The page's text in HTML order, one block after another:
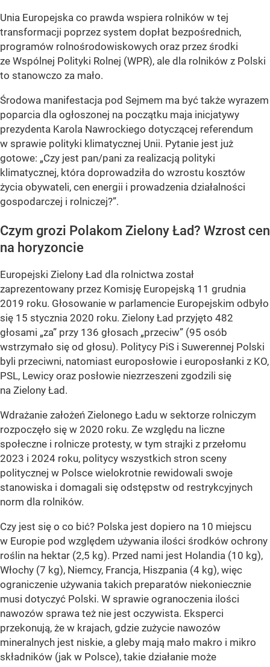
Unia Europejska co prawda wspiera rolników w tej
transformacji poprzez system dopłat bezpośrednich,
programów rolnośrodowiskowych oraz przez środki
ze Wspólnej Polityki Rolnej (WPR), ale dla rolników z Polski
to stanowczo za mało.
Środowa manifestacja pod Sejmem ma być także wyrazem
poparcia dla ogłoszonej na początku maja inicjatywy
prezydenta Karola Nawrockiego dotyczącej referendum
w sprawie polityki klimatycznej Unii. Pytanie jest już
gotowe: „Czy jest pan/pani za realizacją polityki
klimatycznej, która doprowadziła do wzrostu kosztów
życia obywateli, cen energii i prowadzenia działalności
gospodarczej i rolniczej?”.
Czym grozi Polakom Zielony Ład? Wzrost cen
na horyzoncie
Europejski Zielony Ład dla rolnictwa został
zaprezentowany przez Komisję Europejską 11 grudnia
2019 roku. Głosowanie w parlamencie Europejskim odbyło
się 15 stycznia 2020 roku. Zielony Ład przyjęto 482
głosami „za” przy 136 głosach „przeciw” (95 osób
wstrzymało się od głosu). Politycy PiS i Suwerennej Polski
byli przeciwni, natomiast europosłowie i europosłanki z KO,
PSL, Lewicy oraz posłowie niezrzeszeni zgodzili się
na Zielony Ład.
Wdrażanie założeń Zielonego Ładu w sektorze rolniczym
rozpoczęło się w 2020 roku. Ze względu na liczne
społeczne i rolnicze protesty, w tym strajki z przełomu
2023 i 2024 roku, politycy wszystkich stron sceny
politycznej w Polsce wielokrotnie rewidowali swoje
stanowiska i domagali się odstępstw od restrykcyjnych
norm dla rolników.
Czy jest się o co bić? Polska jest dopiero na 10 miejscu
w Europie pod względem używania ilości środków ochrony
roślin na hektar (2,5 kg). Przed nami jest Holandia (10 kg),
Włochy (7 kg), Niemcy, Francja, Hiszpania (4 kg), więc
ograniczenie używania takich preparatów niekoniecznie
musi dotyczyć Polski. W sprawie ogranoczenia ilości
nawozów sprawa też nie jest oczywista. Eksperci
przekonują, że w krajach, gdzie zużycie nawozów
mineralnych jest niskie, a gleby mają mało makro i mikro
składników (jak w Polsce), takie działanie może